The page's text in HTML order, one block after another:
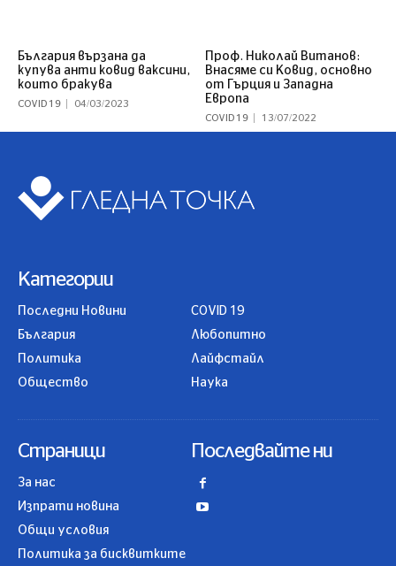
България вързана да
купува анти ковид ваксини,
които бракува
COVID 19 04/03/2023
Проф. Николай Витанов:
Внасяме си Ковид, основно
от Гърция и Западна
Европа
COVID 19 13/07/2022
Категории
Последни Новини
България
Политика
Общество
COVID 19
Любопитно
Лайфстайл
Наука
Страници
За нас
Изпрати новина
Общи условия
Политика за бисквитките
Последвайте ни